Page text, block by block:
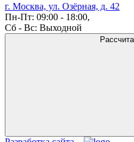
г. Москва, ул. Озёрная, д. 42
Пн-Пт: 09:00 - 18:00,
Сб - Вс: Выходной